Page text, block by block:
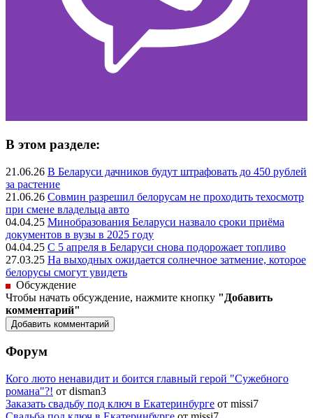
В этом разделе:
21.06.26 В Беларуси дачников будут штрафовать до 450 рублей
за растение
21.06.26 Совмин разрешил белорусам не проходить техосмотр
при смене владельца авто
04.04.25 Минобразования Беларуси назвало сроки приёма
документов в вузы в 2025 году
04.04.25 С 5 апреля в Беларуси снова подорожает топливо
27.03.25 На выходных ожидается солнечное затмение, которое
белорусы смогут увидеть
Обсуждение
Чтобы начать обсуждение, нажмите кнопку "Добавить
комментарий"
Форум
Кого люто ненавидит и боится главный герой "Сужебного
романа"?! от disman3
Заказать свадьбу под ключ в Екатеринбурге от missi7